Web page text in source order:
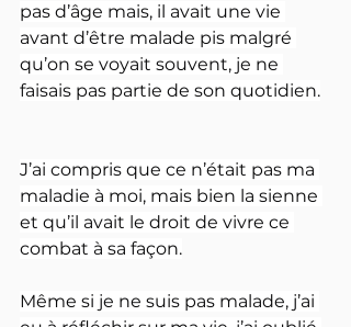
pas d’âge mais, il avait une vie
avant d’être malade pis malgré
qu’on se voyait souvent, je ne
faisais pas partie de son quotidien.
J’ai compris que ce n’était pas ma
maladie à moi, mais bien la sienne
et qu’il avait le droit de vivre ce
combat à sa façon.
Même si je ne suis pas malade, j’ai